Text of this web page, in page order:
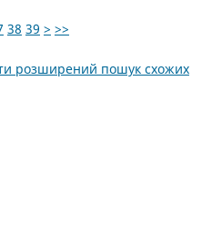
38 39 > >>
розширений пошук схожих